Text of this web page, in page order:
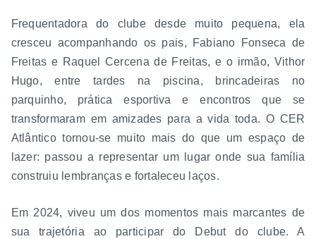
Frequentadora do clube desde muito pequena, ela
cresceu acompanhando os pais, Fabiano Fonseca de
Freitas e Raquel Cercena de Freitas, e o irmão, Vithor
Hugo, entre tardes na piscina, brincadeiras no
parquinho, prática esportiva e encontros que se
transformaram em amizades para a vida toda. O CER
Atlântico tornou-se muito mais do que um espaço de
lazer: passou a representar um lugar onde sua família
construiu lembranças e fortaleceu laços.
Em 2024, viveu um dos momentos mais marcantes de
sua trajetória ao participar do Debut do clube. A